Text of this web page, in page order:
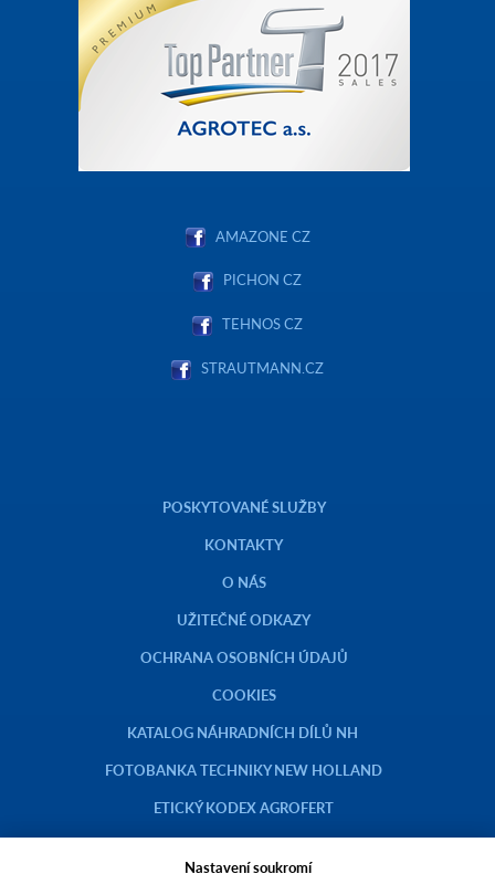
AMAZONE CZ
PICHON CZ
TEHNOS CZ
STRAUTMANN.CZ
POSKYTOVANÉ SLUŽBY
KONTAKTY
O NÁS
UŽITEČNÉ ODKAZY
OCHRANA OSOBNÍCH ÚDAJŮ
COOKIES
KATALOG NÁHRADNÍCH DÍLŮ NH
FOTOBANKA TECHNIKY NEW HOLLAND
ETICKÝ KODEX AGROFERT
Nastavení soukromí